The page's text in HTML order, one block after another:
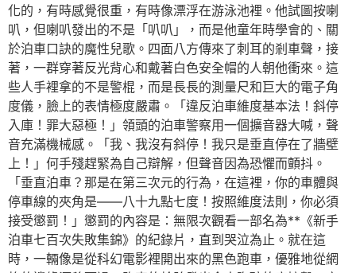
化的，有時感覺很重，有時像漂浮在游泳池裡。他試圖按喇
叭，但喇叭發出的不是「叭叭」，而是他童年時學會的、關
於泊車口訣的魔性兒歌。四面八方傳來了刺耳的剎車聲，接
著，一群穿著反光背心和戴著白色安全帽的人朝他衝來。這
些人手裡拿的不是警棍，而是長長的測量尺和巨大的電子角
度儀，臉上的表情極度嚴肅。「違反泊車維度基本法！斜停
入庫！罪大惡極！」領頭的泊車警察用一個擴音器大喊，聲
音充滿機械感。「我、我沒有斜停！我只是垂直停在了牆壁
上！」何手殘趕緊為自己辯解，但聲音因為恐懼而顫抖。
「垂直泊車？那是在第三次元的行為，在這裡，你的車體與
停車線的夾角是——八十九點七度！按照維度法則，你必須
接受懲罰！」懲罰的內容是：無限次觀看一部名為**《新手
泊車七百次失敗集錦》的紀錄片，直到哭泣為止。就在這
時，一輛像是從科幻電影裡開出來的黑色跑車，優雅地從網